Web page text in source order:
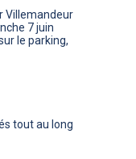
Villemandeur
7 juin
le parking,
tout au long